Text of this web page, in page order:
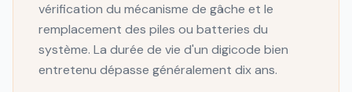
vérification du mécanisme de gâche et le
remplacement des piles ou batteries du
système. La durée de vie d'un digicode bien
entretenu dépasse généralement dix ans.